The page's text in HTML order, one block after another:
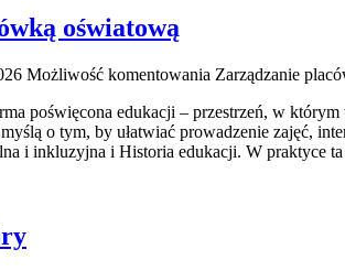
oświatową
Możliwość komentowania Zarządzanie
poświęcona edukacji – przestrzeń, w
o tym, by ułatwiać prowadzenie zajęć,
i inkluzyjna i Historia edukacji. W praktyce